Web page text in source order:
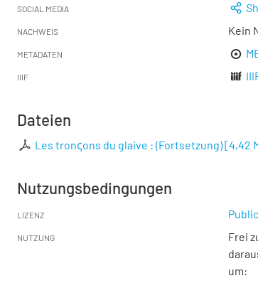
SOCIAL MEDIA
NACHWEIS Kein
METADATEN
IIIF
Dateien
Les tronςons du glaive : (Fortsetzung)[4,42
Nutzungsbedingungen
LIZENZ
NUTZUNG
Frei
um: